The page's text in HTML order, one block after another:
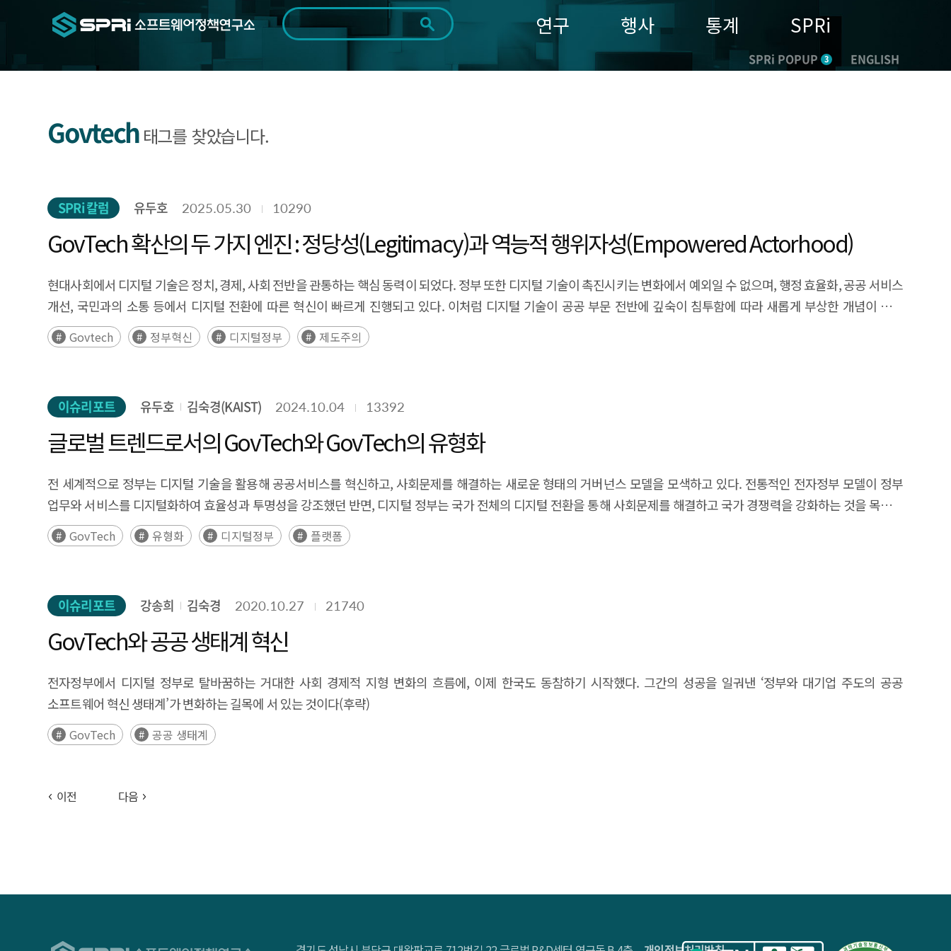
기간 전체 1일 1주 1개월 3개월 1년
연구 행사 통계 SPRi
SPRi POPUP 3 ENGLISH
Govtech 태그를 찾았습니다.
SPRi 칼럼 유두호 2025.05.30 10290
GovTech 확산의 두 가지 엔진 : 정당성(Legitimacy)과 역능적 행위자성(Empowered Actorhood)
현대사회에서 디지털 기술은 정치, 경제, 사회 전반을 관통하는 핵심 동력이 되었다. 정부 또한 디지털 기술이 촉진시키는 변화에서 예외일 수 없으며, 행정 효율화, 공공 서비스 개선, 국민과의 소통 등에서 디지털 전환에 따른 혁신이 빠르게 진행되고 있다. 이처럼 디지털 기술이 공공 부문 전반에 깊숙이 침투함에 따라 새롭게 부상한 개념이 바로 GovTech(Government Technology)이다. GovTech는 정부 (Government)와 기술(Technology)의 합성어로 공공 서비스 개선과 정부 운영의 효율성 향상 등 민간의 기술을 통한 혁신 주도를 의미하는 개념이다. FinTech가 금융 분야의 기술 혁신을, AgriTech가 농업 분야의 기술 혁신을 의미하는 것처럼, GovTech는 정부 부문의 기술 혁신을 뜻한다. GovTech는 기존 전자정부에서 추구하던 정부 업무와 서비스의 디지털화를 넘어 사회문제 해결 중심의 공공 혁신이라는 철학을 전제로 한다. 기술 자체보다 기술을 어떻게 행정에 접목하고, 민간과 어떻게 협업할 것인가에 방점이 찍혀 있다는 점에서 새로운 형태의 거버넌스로 주목받고 있다. 시장 규모 또한 빠르게 확대되고 있다. 전 세계 GovTech 시장 규모는 2024년 약 6,155.9억 달러로 추정되며, 2033년에는 2조 3,050억 달러에 이를 것으로 전망된다. 2025년부터 2033년까지 연평균 성장률(CAGR)은 약 15.8%로, 이는 GovTech가 일시적인 기술 트렌드를 넘어 정부 운영과 공공 서비스 혁신의 핵심 전략으로 부상하고 있음을 시사한다. 이와 같은 GovTech의 도입과 확산은 기술적 유용성만으로 설명되지 않는다. 기술 자체의 성능이나 경제적 효과도 중요하지만, 민간 부문에 비해 공공 부문에서의 기술 도입은 상대적으로 보다 복합적인 요인에 의해 결정된다. 디지털 기술이 공공 조직에 정착하여 효과를 발휘하고 GovTech이 확산되는 과정을 이해하기 위해서는 조직이 사회의 제도가 제시하는 이상적인 모습과 행태를 닮아가며 정당성(Legitimacy)을 획득하는 생존 과정을 살펴볼 필요가 있다. 제도주의 조직론(Organizational Institutionalism)은 효율성과 성과 중심의 기능주의적 관점이 아닌 제도적 관점을 통해 조직의 행태와 사회현상을 설명하는 이론이다. 이를 적용하여 기술이 공공 조직 내에서 어떻게 정당화되고 제도화되는지에 대한 통찰과 GovTech가 나아갈 방향을 제시하고자 한다. 제도적 맥락에서 바라본 GovTech: 정당성을 기반으로 한 동형적 확산 제도주의 조직론에서는 조직의 변화를 발생시키는 주요 요인으로 정당성을 주목한다. 조직은 정당성을 추구하는 존재로서 사회적으로 적절하고 합리적이라고 인식되는 규칙과 규범을 수용하고자 한다. 이러한 과정에서 이상적인 제도의 모습이 마련되고 조직들은 그 제도에 조응하여 서로 유사한 형태를 갖추게 된다. 조직이 정당성을 추구하면서 제도에 조응하고 점차 유사한 모습으로 변화하는 현상은 ‘동형화(Isomorphism)’라는 학술적 용어로 표현되며, 이러한 내용들이 제도주의 조직론의 핵심이자 조직을 둘러싼 제도적 맥락을 설명할 수 있는 개념들이다. 이러한 개념을 GovTech에 적용해 보면, GovTech가 확산되는 이유는 단지 기술이 유용하고 효율적이기 때문만은 아니다. 정부는 민간의 기술을 도입할 때 정부가 기술을 활용함으로써 합리적이고 신뢰할 만한 조직으로 보이는가에 대한 ‘정당성 확보’를 고민한다. 즉, GovTech는 단순한 업무 효율화 수단이 아니라, 정부가 디지털 전환 사회의 패러다임 속에서 사회적 기대에 부응하고 올바른 정부라는 정체성을 공고히 하기 위한 전략이기도 하다. 그렇다면 GovTech 확산은 어떤 형태로 발생할까? 제도주의 조직론에서는 동형화를 크게 모방적, 강제적, 규범적 동형화라는 세 가지 관점으로 설명한다. 이를 통해 앞으로 GovTech가 어떤 형태로 확산될 것인지 예측해 보자. 첫째, 모방적 동형화(Mimetic Isomorphism)는 조직이 불확실한 상황에서 다른 조직의 성공 사례를 모방하는 경우이다. 정부가 디지털 전환의 방향성과 성과를 예측하기 어렵거나, 내부 역량이 부족할 때 GovTech에서도 다른 국가의 정책 도구나 거버넌스 모델을 벤치마킹하는 경향이 나타날 수 있다. 예를 들어, 영국의 GovTech Catalyst(GTC)는 혁신 디지털 기술을 사용하여 사회 현안을 해결하는 데 2천만 파운드(한화 약 300억 원)를 지원하는 프로그램이다. 공공 부문에서 특정 사회문제를 제시하면 구체적 해결 방안뿐만 아니라 아이디어만 가진 기업도 참여할 수 있으며, 프로그램이 끝나면 해당 솔루션을 정부가 구매하도록 보장한다. GTC는 성공적인 GovTech 사례로서 향후 GovTech을 실현하고자 하는 다양한 국가의 벤치마킹 모델이 될 수 있고, 그 과정에서 모방적 동형화가 발생할 수 있다. 둘째, 강제적 동형화(Coercive Isomorphism)는 사회의 법률·규제 등의 제도적 규칙이나 상위 조직, 국제 기구의 요구에 따라 제도를 수용하는 경우이다. GovTech에서는 World Bank, OECD, UN 등의 디지털 정부 평가 지표에 부합하기 위해 시스템을 도입하거나, 원조 혹은 협력 조건으로 기술 플랫폼을 수용하는 방식으로 나타날 수 있다. 예를 들어, World Bank는 전 세계 국가들을 대상으로 GovTech Maturity Index (GTMI)를 실시해 국가들이 디지털 정부 혁신에서 어느 정도의 성숙도에 도달했는지 측정하여 GovTech 성숙도 지수를 발표한다. 해당 지수는 핵심 정부 시스템 및 공공 서비스 전달의 디지털화, 디지털 시민 참여 등 다양한 영역을 보여주기 때문에 국제사회에서 공개되는 국가별 GovTech 수준을 의식한다면 GovTech의 도입과 확산이 가속화될 수 있다. 셋째, 규범적 동형화(Normative Isomorphism)는 전문가 네트워크, 직업 교육, 학술 교류 등을 통해 유사한 정책과 기술 채택이 확산되는 현상이다. 즉, 전문가들이 특정 분야에 관한 조건, 방법 등을 정의하고 확립하는 과정을 통해 어떠한 규범이 만들어지면, 조직들은 그 규범을 지키면서 동형화 현상이 나타난다.7 GovTech에서도 디지털 정책 담당 공무원, 기업의 CIO(Chief Information Officer), 기술 관료들이 국제 콘퍼런스, 연수, 포럼 등을 통해 공통된 정책 언어와 실행 방식을 공유하면서 유사한 GovTech 시스템 확산의 토대가 될 수 있다. 이처럼 GovTech의 확산은 단순히 기술 효율성을 추구한 결과가 아니라, 성공적인 GovTech 사례에 대한 학습, 제도적 규칙의 수용, 전문가 집단 간 규범의 공유 등 제도주의적 동학에 의해 촉진되면서 활발히 진행될 것이다. 단, GovTech가 확산된다고 해서 반드시 모든 국가(조직)에게서 올바른 형태로 GovTech이 내재화된다고 확신할 수는 없다. 조직이 외부 기대에 부응하여 형식적으로 제도를 수용하는 과정에서 내부 운영과 괴리가 발생할 수 있기 때문이다. 제도주의 조직론에서는 이러한 현상을 디커플링(Decoupling)이라 정의하며, 부정합화 정도로 표현할 수 있다. GovTech에서도 외형적인 모습, 즉 시스템은 도입되었으나 시민의 활용도는 낮고, 내부 업무 방식은 여전히 전통적인 관행에 머무는 사례가 나타날 수 있다. GovTech의 핵심 요소인 공공 서비스 제공 방식의 혁신을 강조하기 위해 겉으로는 ‘혁신적인’ 구조를 갖추었음을 내세우지만 실질적인 변화는 이루어지지 않을 수 있다는 것이다. 실질적인 GovTech가 달성되기 위해서는 확산의 과정 속에서 이러한 점은 경계되어야 한다. 결국 GovTech의 성공은 단순한 민간 부문의 기술 도입이 아니라, 해당 기술이 작동할 수 있는 제도적, 문화적, 조직적 기반이 조화를 이루어야 가능하다. 관련 법과 제도가 기술 활용을 정당화하고 촉진할 수 있는 상태 속에서, 공무원과 시민 모두가 디지털 기술을 행정의 일부로 받아들이고 적극 활용할 수 있는 태도적 기반이 필요하다. 또한, 민간 기술을 통한 공공의 혁신이 실제 업무 프로세스, 책임 구조, 부처 간 협업 체계와 충돌 없이 통합될 수 있는 조직 구조가 마련되어야 할 것이다. 이러한 점에서 GovTech는 새로운 기술을 단순히 ‘가져다 쓰는 것’이 아니라, 기술을 중심으로 정부 시스템 전반을 재설계하고, 제도를 바꾸며, 협력 생태계를 만들어가는 복합적 혁신 과정이다. 역능적 행위자(Empowered Actor)로서의 정부: 모방을 넘어서는 혁신 그렇다면 정부가 복합적인 혁신을 주도하는 주체가 될 수 있는가에 대한 의문이 제기될 수 있다. 이는 정부의 역할 변화를 통해 설명될 수 있다. 동형화 현상에서 볼 수 있듯이 배태된 행위자(Embedded Actor)로서의 조직은 합리적인 사고를 통해 행동하기보다는 사회적 맥락에서 이익과 선호가 형성된다. 하지만 역능적 행위자로서의 조직은 자신에게 주어진 역할 이상의 분야까지 관여한다. 과거 정부의 역할은 공공 서비스 제공에 한정되었다. 정책과 행정의 영역은 정부가 담당하고, 기술 개발과 혁신은 민간이 주도하는 방식으로 양자의 역할은 비교적 명확히 구분되어 있었다. 하지만 사회문제의 복잡성이 증가하고 행정 수요가 다양해지면서 정부의 역할은 확대되고 민간과도 적극적으로 협력하기 시작하였다. 이에 따라 정부는 민간이 주도하던 기술 혁신과 문제 해결의 영역에까지 적극적으로 개입하거나 협력하는 주체로 변화하기 시작했다. 즉, 정부는 책임성, 공공성의 가치를 중시하던 본연의 역할을 넘어 효율성, 혁신성의 가치에도 주목하는 능동적 행위자로 변모하였다. GovTech의 도입과 확산 과정에서도 정부는 기술의 수요자나 모방에 머무르지 않고, 기술을 자국의 행정 구조와 사회적 맥락에 맞게 재설계하고 정착시키는 주체로 기능하고 있다. 단지 시스템을 구매하거나 타국의 정책을 모방하는 것을 넘어서, 해당 기술이 국가의 법체계, 데이터 인프라, 조직 문화와 충돌 없이 작동할 수 있도록 조정(Adapt)하거나 재설계(Reframe)하는 역량이 요구된다. 예를 들어, 블록체인 기반의 민원 처리 시스템을 도입한다고 하더라도, 이를 실제로 구현하기 위해서는 적합한 민간 기술의 적용과 협력, 행정 데이터의 구조화, 전자문서의 법적 효력 인정, 부처 간 권한과 책임 배분 조정 등 복잡한 제도적 조율이 선행되어야 한다. 이러한 과정을 주도하는 것이 바로 정부의 리더십과 설계 역량이며, 이는 GovTech의 성공 여부를 좌우하는 핵심 요소라 할 수 있다. 또한, GovTech의 실현에 있어 정부는 민간 기업, 시민사회, 스타트업 등 다양한 주체와의 협력을 통해 기술의 도입뿐 아니라 운영 모델, 법제도 정비, 실증 생태계까지 설계한다. 이는 곧 기술 기반 공공 혁신의 설계자이자 실행 촉진자로서 정부의 새로운 정체성이자 역능적 행위자성의 발현을 보여준다. 실제로 세계 각국의 GovTech 사례를 살펴보면, 기술의 성공 여부는 그 기술을 받아들이는 정부의 역량과 전략적 선택, 그리고 거버넌스를 어떻게 설계하였는가에 따라 크게 달라지고 있다. 미국, 영국, 싱가포르와 같이 GovTech를 선도적으로 실현하고 있는 국가들의 사례가 해당된다. 다음 챕터에서 각 사례를 중심으로 각 정부가 어떻게 이러한 능동적 행위자성을 발휘하며 GovTech를 제도화하고 있는지 살펴보고자 한다. 해외 GovTech 사례: 능동적인 정부와 제도화된 혁신 미국 – 정책 문제를 디지털로 재정의 미국은 오랜 기간 연방제 특유의 복잡한 행정 체계와 민첩성 부족으로 인해 전자정부의 일관된 추진에 어려움을 겪어왔다. 그러나 2013년 Healthcare.gov의 실패10를 계기로, 정부는 단순한 기술 시스템의 부재를 넘어 문제를 해결하는 방식 자체를 디지털 관점에서 재정의할 필요성을 인식하게 되었다. 이후 설립된 USDS(United States Digital Service)와 18F는 단순히 기술을 외부에 발주하는 조직이 아니라, 정부 내부의 디지털 전략을 기획하고 실행하는 중심 조직으로 자리 잡았다. USDS는 2014년 8월 백악관에 의해 설립되어 주요 정부 기관에 최신 디지털 솔루션을 제공하여 정부 시스템을 개선하였다. 18F 역시 미국 총무청(General Services Administration, GSA) 산하의 디지털 서비스팀으로, 연방 정부 기관들의 디지털 서비스 개선을 지원하였다. 이들은 민간의 개발 방식과 사용자 중심 디자인을 행정 시스템에 도입하며, 기술을 통해 정부 서비스 전반을 다시 설계한다는 공통된 특징을 가진다. 특히, 정부가 정책 실패를 반성 하고 내부에 지속 가능한 디지털 실행 조직을 내재화했다는 점에서, 미국은 기술 도입의 수요자에서 정책 설계자이자 실행자로 기능하는 정부의 모습을 보여준다. 싱가포르 – 내부 개발 중심의 디지털 행정 싱가포르는 GovTech Singapore를 중심으로 디지털 서비스를 외부에 의존하지 않고 정부 내부에서 설계·구현하는 구조를 확립해 왔다. 이는 단순히 비용 절감이나 자립성 강화의 차원을 넘어, 정부가 직접 문제를 정의하고 이에 적합한 기술을 주체적으로 설계할 수 있는 체계를 갖추었다는 점에서 주목할 만하다. 대표적으로 부처 간 디지털 자원 공유를 위한 핵심 인프라인 CODEX 플랫폼은 정부의 행정 프로세스를 통합하는 기반으로 설계되었으며, CrowdTaskSG와 같은 시민참여 플랫폼은 정부가 기술을 통해 시민과 직접 협업하는 방식을 제도화한 사례이다. 싱가포르 정부는 이러한 체계를 통해 기술을 단순 도입하는 주체를 넘어, 정책 문제를 정의하고 기술 생태계를 설계하는 주체로서의 역량을 보여주고 있다. 영국 – 스타트업과의 구조적 협업을 제도화 영국은 디지털 정부 분야에서 GDS(Government Digital Service)를 중심으로 표준화된 프레임워크와 사용자 중심 서비스를 구축해왔다. 특히 GTC 프로그램은 공공 문제를 해결하기 위해 민간 스타트업과 협업하는 제도적 모델로 주목받고 있다. 이 프로그램에서 정부는 정책 문제를 제안하고, 스타트업은 이에 대응하는 기술적 해결책을 제시하며, 선정된 기업은 실증사업 기회를 제공받고 결과를 평가받는다. 이는 정부가 기술을 단순 구매하는 것이 아니라, 문제를 공동 정의하고 실험하는 파트너십 기반의 구조를 제도화한 것이다. 즉, 정부는 단순히 요구사항을 제시하는 발주자가 아니라, 문제를 어떻게 기술적으로 해결할 수 있을지를 함께 기획하고 실증의 장을 제공하는 역할을 수행한다. 특히, GTC는 탐색, 프로토타입, 실증, 조달로 이어지는 명확한 단계와 기준을 갖추고 있어 민관 협업을 제도화한 대표적 GovTech 사례로 꼽힌다. 이러한 구조는 정부가 정책 문제를 선제적으로 정의하고 민간과의 협력을 통해 혁신을 유도하는 역능적 행위자로서 기능하고 있음을 보여준다. 국내 디지털 정부의 진화와 GovTech 기반 구축 한국도 능동적인 정부의 역할로 인해 디지털 정부가 지속적으로 발전해오면서 GovTech의 기반이 구축되었다. 한국의 디지털 정부는 1960년대 말 전산화를 시작으로, 1980~1990년대의 행정정보화, 2000년대 전자정부 고도화, 2010년 이후 지능형 정부, 그리고 최근의 디지털플랫폼정부에 이르기까지 점진적이고 축적된 방식으로 진화해왔다. 이 발전의 흐름은 GovTech 확산을 위한 제도적·조직적·기술적 기반이 이미 상당히 구축되어 있음을 보여준다. 한국은 전자정부 시기를 지나며 주민등록 등·초본 온라인 발급, 홈택스, 정부민원포털 등 국민이 직접 체감할 수 있는 디지털 서비스를 제공하였다. 이 시기의 전자정부는 업무의 효율화, 비용 절감, 민원 간소화를 핵심 목표로 하였으며, 정보 시스템 구축과 통합이 주요 전략이었다. 이러한 전자정부는 정보화 기반의 기능 중심 시스템으로, 국가가 주도하여 국민에게 서비스를 일방적으로 제공하는 구조였다. 데이터는 부처별로 분산되어 있었고, 민간과의 협업보다는 정부 내부의 전산화와 자동화에 초점이 맞춰져 있었다. 2010년 이후 AI, 클라우드, 빅데이터 등 기술이 발전하면서 정부는 보다 고도화된 디지털 전략을 구상하기 시작하였다. 지능형 정부는 이러한 기술을 활용하여 예측 기반 행정, 맞춤형 서비스, 비대면 민원 처리 등을 구현하고자 하였다. 따라서 지능형 정부 시기는 전자정부의 ‘처리’ 중심 구조에서 ‘분석과 대응’ 중심으로 전환된 시기라 할 수 있다. 이후 디지털플랫폼정부는 지능형 정부의 연장선에서 한 걸음 더 나아간 비전으로 제시되었다. 디지털플랫폼정부는 행정 전반의 데이터가 플랫폼 상에서 연계되고, 부처 간 칸막이를 제거하며, 국민과 기업이 문제 해결 주체로서 직접 참여할 수 있는 구조를 지향한다. 이는 정부를 일방적 서비스 제공자에서 개방된 문제 해결 플랫폼의 설계자이자 운영자로 전환시키는 시도라 할 수 있다. GovTech는 이러한 디지털 정부의 진화 위에 민간 기술을 활용한 협업, 문제 중심 접근 방식, 사회적 가치 창출과 공공 서비스 제공 방식의 혁신이라는 새로운 차원을 추가한다. 전자정부가 서비스 자동화를, 지능형 정부가 기술 활용 고도화를 추구하였다면, GovTech는 기술을 중심으로 민간과의 파트너십을 제도화하는 단계이다. 한국은 그동안 전자정부 운영을 통해 구축한 인프라와 경험, 제도적 구조 덕분에 GovTech로 확장하기 위한 토대가 이미 마련되어 있는 국가라 할 수 있다. 정부는 데이터를 공유하고 행정 프로세스를 조정할 수 있는 체계를 확보하였고, 국민은 디지털 서비스에 대한 높은 수용성과 기대치를 보이고 있다. 즉, 한국의 GovTech는 단순히 기술을 새로 도입하는 것이 아니라, 이미 갖춰진 디지털 행정 기반 위에서 민간 협업과 제도적 실험을 통해 공공문제 해결 플랫폼으로 확장하는 단계에 진입하고 있다. 이는 정부가 민간과 함께 문제 중심의 정책 실험 구조를 설계하는 역량을 갖춘 정책 설계자이자 조정자로 전환되고 있음을 보여준다. 이를 구체적으로 실천하고 있는 대표적인 사례가 2024년부터 과학기술정보통신부가 추진하고 있는 ‘GovTech 창업기업 지원사업’이다. 이 사업은 정부가 현장의 문제를 과제로 제시하고, 기술 기반의 스타트업이 이에 대한 해결책을 제안하고 실증할 수 있도록 지원하는 프로그램이다. 정부는 선정된 기업을 대상으로 GovTech 서비스 개발을 위한 창업사업화 자금, 클라우드 인프라 비용, 데이터셋 구축, SW 품질 검증 등 사업화 지원부터 인큐베이팅·컨설팅 등 다양한 지원을 하며, 공공기관이 실제 수요기관으로 참여하여 정책 현장과 기술 실험이 연결되는 구조를 구현하고 있다. 이러한 흐름은 정부가 민간과 적극적으로 협력함으로써 역능적 행위자로서 공공 혁신을 주도하는 GovTech 생태계를 구축해나가고 있음을 보여준다. 기술을 넘어 거버넌스로 가기 위한 GovTech의 미래 GovTech는 단지 새로운 기술을 도입하는 것을 의미하지 않는다. 기술이 효과를 발휘하려면 이를 둘러싼 제도적 맥락과의 정합성이 확보되어야 하며, 정부 조직과 문화, 법과 규범의 변화가 함께 이루어져야 한다. 제도주의 조직론의 관점에서 보면, 기술은 기능적 효율성만으로는 확산되지 않으며, 정당성이라는 사회적 기준에 부합해야 한다. GovTech의 확산 역시 전 세계적으로 공공에도 민간의 기술이 필요하다는 사회적 기대와 정부의 외부 정당성 확보의 일환으로 추진되고 있을 가능성이 크다. 국제기구의 평가에 부응하거나 선진국의 성공 모델을 모방하는 방식이 대표적인 예이다. 그러나 이러한 확산이 제도적 정비 없이 형식에만 치우칠 경우, 디커플링 현상이 발생하여 민간의 기술은 도입되었으나 행정 실무나 시민 체감에는 변화를 주지 못하는 상황이 반복될 수 있다. GovTech가 일회성 프로젝트를 넘어 지속 가능한 공공 혁신으로 자리 잡기 위해서는 정부와 민간이 각자의 위치에서 책임 있는 역할을 수행해야 한다. 정부는 기술 도입을 뒷받침할 법·제도적 기반을 정비하고, 부처 간 데이터 연계와 협업 체계를 통해 행정 구조 자체를 유연하게 조정해나갈 필요가 있다. 동시에 공공의 문제를 민간과 함께 설계하고 실험할 수 있도록 민간의 기술이 정책 실증, 솔루션 구매까지 이어지는 생태계를 마련해야 한다. 민간 또한 단순히 정부 지원금을 받거나 사업에 참여해 보는 것이 아니라 공급한 기술이 사회문제를 해결하고 공공 서비스 제공 방식을 혁신하는 데 기여하도록 적극적으로 참여해야 한다. 특히, 그 과정에서 공공 데이터를 활용해 혁신적
Govtech 정부혁신 디지털정부 제도주의
이슈리포트 유두호 김숙경(KAIST) 2024.10.04 13392
글로벌 트렌드로서의 GovTech와 GovTech의 유형화
전 세계적으로 정부는 디지털 기술을 활용해 공공서비스를 혁신하고, 사회문제를 해결하는 새로운 형태의 거버넌스 모델을 모색하고 있다. 전통적인 전자정부 모델이 정부
업무와 서비스를 디지털화하여 효율성과 투명성을 강조했던 반면, 디지털 정부는 국가 전체의 디지털 전환을 통해 사회문제를 해결하고 국가 경쟁력을 강화하는 것을 목표로
한다. 정부의 형태가 데이터와 디지털 기술을 적극적으로 활용하는 방향으로 변화하면서 민간의 아이디어와 기술을 활용한 민·관 협력과 혁신 생태계의 진화를 강조하는
GovTech이 부상하였다. GovTech은 정부(Government)와 기술(Technology)의 합성어로 공공서비스 개선과 정부 운영의 효율성 향상 등 기술을 통한 혁신을 주도하는 것을
해결-기업 성장 동시추구형, 혁신 연구형 등 다섯 가지로 분류하였다. 아직 발전 초기 단계에 있어 이론화가 부족한 GovTech 분야에서 사례 기반의 GovTech 유형화 시도는
추상적인 GovTech의 개념을 명확히 하고 GovTech 정책 수립을 위한 기초 자료를 제공할 수 있다. 나아가 본 연구는 유형화 연구를 바탕으로 GovTech을 실현하려는 목적,
추진하고자 하는 방식, 기대효과에 따른 맞춤형 GovTech 정책 전략 수립에 기여한다. Executive Summary Globally, governments are leveraging digital technologies to
innovate public services and explore new governance models to address societal challenges. While traditional e-government models focused on digitizing
government operations and services to emphasize efficiency and transparency, digital government aims to solve societal problems and enhance national
competitiveness through the digital transformation of entire nations. As governments increasingly utilize data and digital technologies, there has been a rise in
GovTech, which emphasizes public-private partnerships and the evolution of innovation ecosystems, leveraging ideas and technologies from the private sector.
on case studies from various countries, including the United States, Europe, Asia, and South America. Specifically, the study categorizes GovTech into five types
GovTech 유형화 디지털정부 플랫폼
이슈리포트 강송희 김숙경 2020.10.27 21740
GovTech와 공공 생태계 혁신
전자정부에서 디지털 정부로 탈바꿈하는 거대한 사회 경제적 지형 변화의 흐름에, 이제 한국도 동참하기 시작했다. 그간의 성공을 일궈낸 ‘정부와 대기업 주도의 공공
소프트웨어 혁신 생태계’가 변화하는 길목에 서 있는 것이다(후략)
GovTech 공공 생태계
이전 다음